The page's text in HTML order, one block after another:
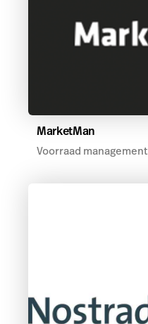
MarketMan
Voorraad management